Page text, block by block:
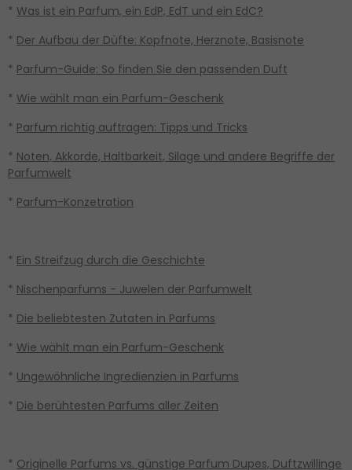
* Was ist ein Parfum, ein EdP, EdT und ein EdC?
* Der Aufbau der Düfte: Kopfnote, Herznote, Basisnote
* Parfum-Guide: So finden Sie den passenden Duft
* Wie wählt man ein Parfum-Geschenk
* Parfum richtig auftragen: Tipps und Tricks
* Noten, Akkorde, Haltbarkeit, Silage und andere Begriffe der
Parfumwelt
* Parfum-Konzetration
* Ein Streifzug durch die Geschichte
* Nischenparfums - Juwelen der Parfumwelt
* Die beliebtesten Zutaten in Parfums
* Wie wählt man ein Parfum-Geschenk
* Ungewöhnliche Ingredienzien in Parfums
* Die berühtesten Parfums aller Zeiten
* Originelle Parfums vs. günstige Parfum Dupes, Duftzwillinge